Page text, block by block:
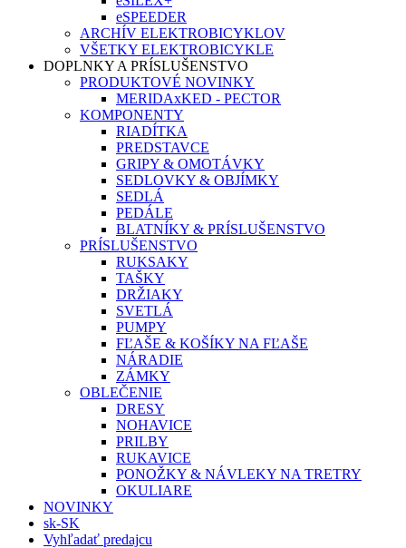
eSPEEDER
ARCHÍV ELEKTROBICYKLOV
VŠETKY ELEKTROBICYKLE
DOPLNKY A PRÍSLUŠENSTVO
PRODUKTOVÉ NOVINKY
MERIDAxKED - PECTOR
KOMPONENTY
RIADÍTKA
PREDSTAVCE
GRIPY & OMOTÁVKY
SEDLOVKY & OBJÍMKY
SEDLÁ
PEDÁLE
BLATNÍKY & PRÍSLUŠENSTVO
PRÍSLUŠENSTVO
RUKSAKY
TAŠKY
DRŽIAKY
SVETLÁ
PUMPY
FĽAŠE & KOŠÍKY NA FĽAŠE
NÁRADIE
ZÁMKY
OBLEČENIE
DRESY
NOHAVICE
PRILBY
RUKAVICE
PONOŽKY & NÁVLEKY NA TRETRY
OKULIARE
NOVINKY
sk-SK
Vyhľadať predajcu